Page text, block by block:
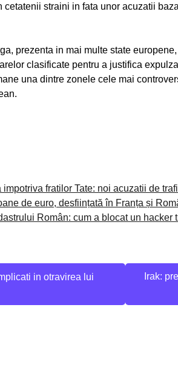
straini in fata unor acuzatii
prezenta in mai multe state
clasificate pentru a justifica
una dintre zonele cele mai
fratilor Tate: noi acuzatii de
de euro, desființată în Franța și
Român: cum a blocat un hacker
in otravirea lui
Irak: